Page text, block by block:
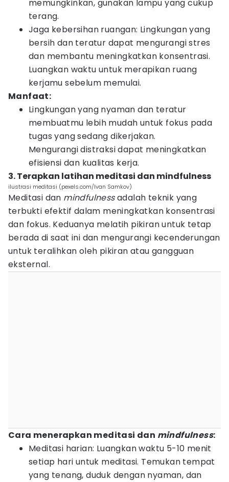
memungkinkan, gunakan lampu yang cukup
terang.
Jaga kebersihan ruangan: Lingkungan yang
bersih dan teratur dapat mengurangi stres
dan membantu meningkatkan konsentrasi.
Luangkan waktu untuk merapikan ruang
kerjamu sebelum memulai.
Manfaat:
Lingkungan yang nyaman dan teratur
membuatmu lebih mudah untuk fokus pada
tugas yang sedang dikerjakan.
Mengurangi distraksi dapat meningkatkan
efisiensi dan kualitas kerja.
3. Terapkan latihan meditasi dan mindfulness
ilustrasi meditasi (pexels.com/Ivan Samkov)
Meditasi dan mindfulnessadalah teknik yang
terbukti efektif dalam meningkatkan konsentrasi
dan fokus. Keduanya melatih pikiran untuk tetap
berada di saat ini dan mengurangi kecenderungan
untuk teralihkan oleh pikiran atau gangguan
eksternal.
Cara menerapkan meditasi dan mindfulness:
Meditasi harian: Luangkan waktu 5-10 menit
setiap hari untuk meditasi. Temukan tempat
yang tenang, duduk dengan nyaman, dan